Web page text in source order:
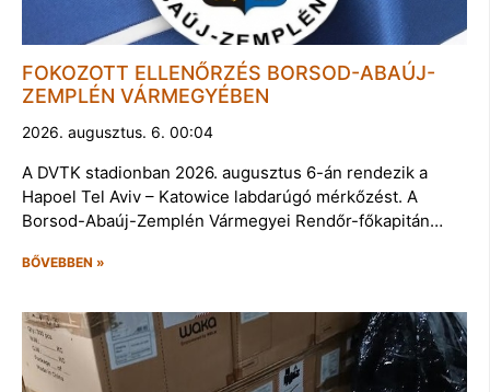
FOKOZOTT ELLENŐRZÉS BORSOD-ABAÚJ-
ZEMPLÉN VÁRMEGYÉBEN
2026. augusztus. 6. 00:04
A DVTK stadionban 2026. augusztus 6-án rendezik a
Hapoel Tel Aviv – Katowice labdarúgó mérkőzést. A
Borsod-Abaúj-Zemplén Vármegyei Rendőr-főkapitán…
BŐVEBBEN »